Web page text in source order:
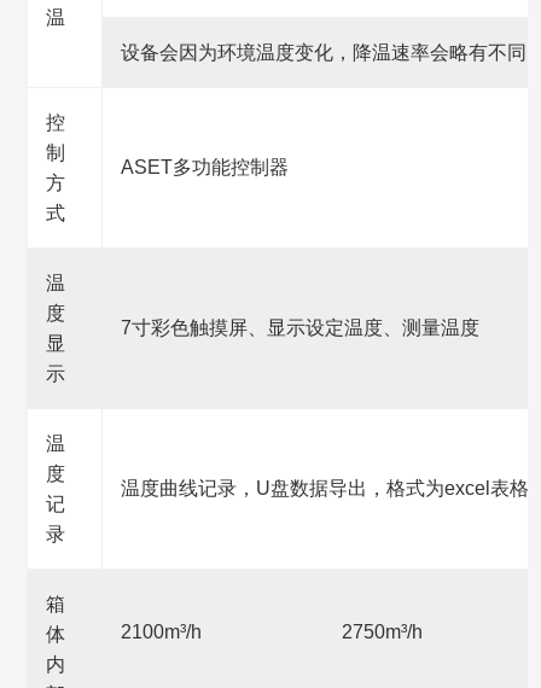
温
设备会因为环境温度变化，降温速率会略有不同
控
制
方
式
ASET多功能控制器
温
度
显
示
7寸彩色触摸屏、显示设定温度、测量温度
温
度
记
录
温度曲线记录，U盘数据导出，格式为excel表格
箱
体
内
2100m³/h 2750m³/h